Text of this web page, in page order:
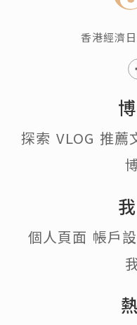
香港經濟
探索 VLOG 推薦
個人頁面 帳戶